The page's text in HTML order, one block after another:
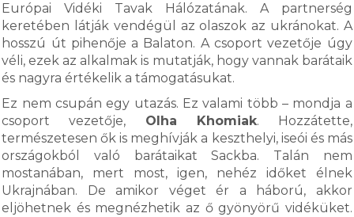
Európai Vidéki Tavak Hálózatának. A partnerség
keretében látják vendégül az olaszok az ukránokat. A
hosszú út pihenője a Balaton. A csoport vezetője úgy
véli, ezek az alkalmak is mutatják, hogy vannak barátaik
és nagyra értékelik a támogatásukat.
Ez nem csupán egy utazás. Ez valami több – mondja a
csoport vezetője, Olha Khomiak. Hozzátette,
természetesen ők is meghívják a keszthelyi, iseói és más
országokból való barátaikat Sackba. Talán nem
mostanában, mert most, igen, nehéz időket élnek
Ukrajnában. De amikor véget ér a háború, akkor
eljöhetnek és megnézhetik az ő gyönyörű vidéküket.